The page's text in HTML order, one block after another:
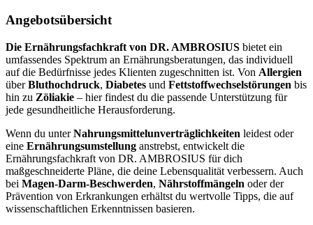
Angebotsübersicht
Die Ernährungsfachkraft von DR. AMBROSIUS bietet ein
umfassendes Spektrum an Ernährungsberatungen, das individuell
auf die Bedürfnisse jedes Klienten zugeschnitten ist. Von Allergien
überBluthochdruck, Diabetes und Fettstoffwechselstörungen bis
hin zu Zöliakie – hier findest du die passende Unterstützung für
jede gesundheitliche Herausforderung.
Wenn du unterNahrungsmittelunverträglichkeiten leidest oder
eine Ernährungsumstellung anstrebst, entwickelt die
Ernährungsfachkraft von DR. AMBROSIUS für dich
maßgeschneiderte Pläne, die deine Lebensqualität verbessern. Auch
bei Magen-Darm-Beschwerden, Nährstoffmängeln oder der
Prävention von Erkrankungen erhältst du wertvolle Tipps, die auf
wissenschaftlichen Erkenntnissen basieren.